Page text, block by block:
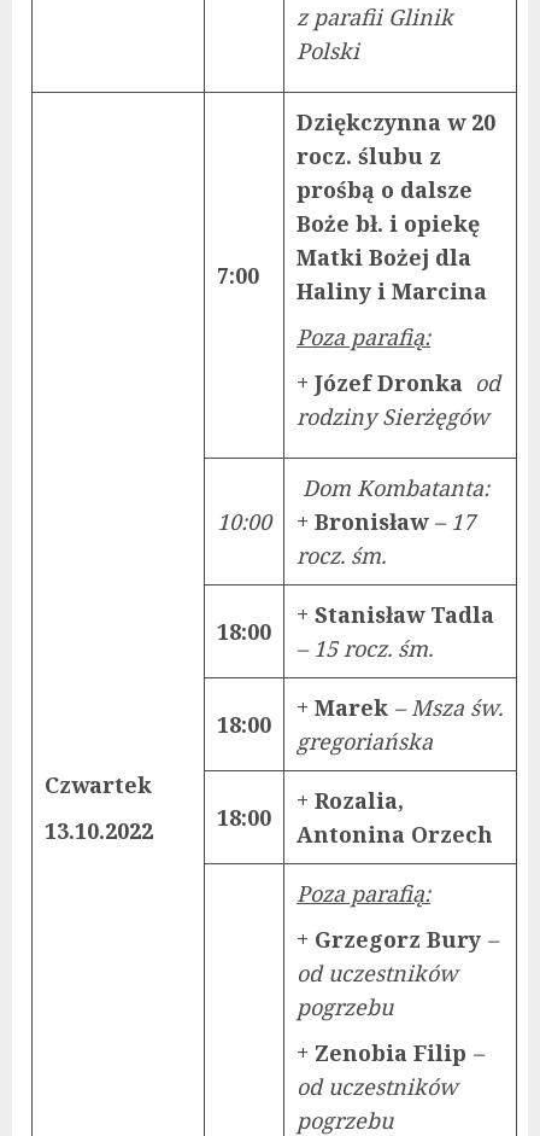
z parafii Glinik
Polski
Czwartek
13.10.2022
7:00
Dziękczynna w 20
rocz. ślubu z
prośbą o dalsze
Boże bł. i opiekę
Matki Bożej dla
Haliny i Marcina
Poza parafią:
+ Józef Dronka od
rodziny Sierżęgów
10:00
Dom Kombatanta:
+ Bronisław– 17
rocz. śm.
18:00
+ Stanisław Tadla
– 15 rocz. śm.
18:00
+ Marek – Msza św.
gregoriańska
18:00
+ Rozalia,
Antonina Orzech
Poza parafią:
+ Grzegorz Bury –
od uczestników
pogrzebu
+ Zenobia Filip –
od uczestników
pogrzebu